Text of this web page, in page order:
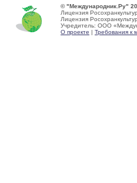
© "Международник.Ру"
Лицензия
Лицензия
Учредитель: ООО
О проекте | Требования к